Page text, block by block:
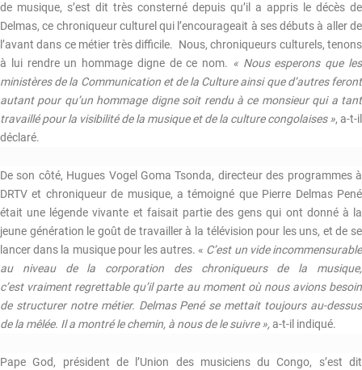
de musique, s’est dit très consterné depuis qu’il a appris le décès de
Delmas, ce chroniqueur culturel qui l’encourageait à ses débuts à aller de
l’avant dans ce métier très difficile. Nous, chroniqueurs culturels, tenons
à lui rendre un hommage digne de ce nom. « Nous esperons que les
ministères de la Communication et de la Culture ainsi que d’autres feront
autant pour qu’un hommage digne soit rendu à ce monsieur qui a tant
travaillé pour la visibilité de la musique et de la culture congolaises », a-t-il
déclaré.
De son côté, Hugues Vogel Goma Tsonda, directeur des programmes à
DRTV et chroniqueur de musique, a témoigné que Pierre Delmas Pené
était une légende vivante et faisait partie des gens qui ont donné à la
jeune génération le goût de travailler à la télévision pour les uns, et de se
lancer dans la musique pour les autres. « C’est un vide incommensurable
au niveau de la corporation des chroniqueurs de la musique,
c’est vraiment regrettable qu’il parte au moment où nous avions besoin
de structurer notre métier. Delmas Pené se mettait toujours au-dessus
de la mêlée. Il a montré le chemin, à nous de le suivre »,a-t-il indiqué.
Pape God, président de l’Union des musiciens du Congo, s’est dit